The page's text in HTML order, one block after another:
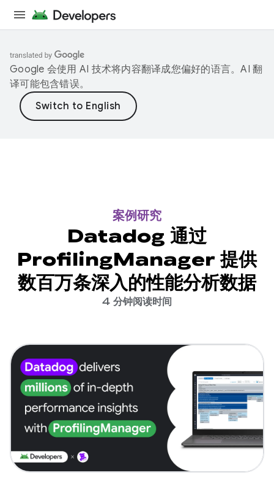
Google 会使用 AI 技术将内容翻译成您偏好的语言。AI 翻
译可能包含错误。
案例研究
Datadog 通过
ProfilingManager 提供
数百万条深入的性能分析数据
4 分钟阅读时间